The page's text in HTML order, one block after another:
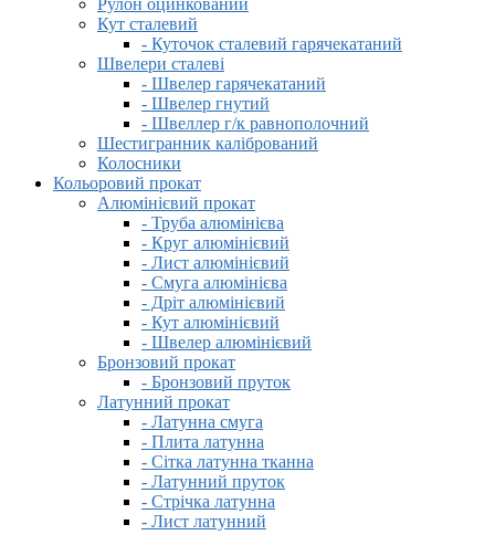
Рулон оцинкований
Кут сталевий
- Куточок сталевий гарячекатаний
Швелери сталеві
- Швелер гарячекатаний
- Швелер гнутий
- Швеллер г/к равнополочний
Шестигранник калібрований
Колосники
Кольоровий прокат
Алюмінієвий прокат
- Труба алюмінієва
- Круг алюмінієвий
- Лист алюмінієвий
- Смуга алюмінієва
- Дріт алюмінієвий
- Кут алюмінієвий
- Швелер алюмінієвий
Бронзовий прокат
- Бронзовий пруток
Латунний прокат
- Латунна смуга
- Плита латунна
- Сітка латунна тканна
- Латунний пруток
- Стрічка латунна
- Лист латунний